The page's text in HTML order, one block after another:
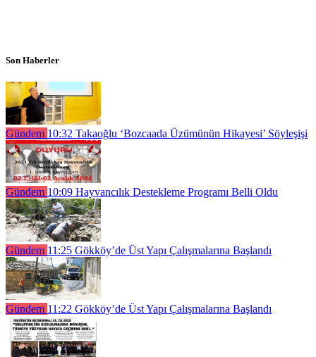
Son Haberler
Gündem 10:32 Takaoğlu ‘Bozcaada Üzümünün Hikayesi’ Söyleşişi
Gündem 10:09 Hayvancılık Destekleme Programı Belli Oldu
Gündem 11:25 Gökköy’de Üst Yapı Çalışmalarına Başlandı
Gündem 11:22 Gökköy’de Üst Yapı Çalışmalarına Başlandı